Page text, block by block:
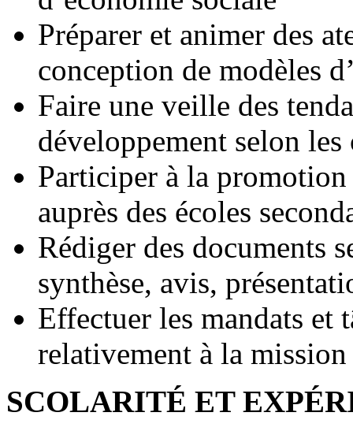
Préparer et animer des
conception de modèles
Faire une veille des
développement selon
Participer à la
auprès des écoles
Rédiger des documents
synthèse, avis,
Effectuer les mandats et
relativement à la
SCOLARITÉ ET